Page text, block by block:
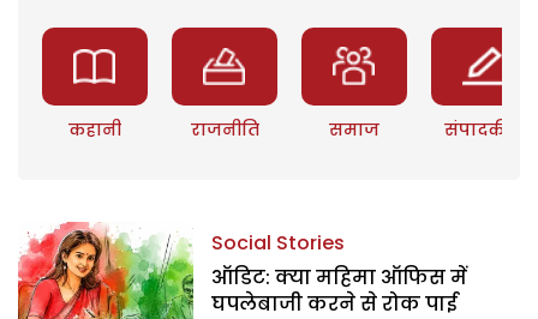
कहानी राजनीति समाज संपादकीय
Social Stories
ऑडिट: क्या महिमा ऑफिस में
घपलेबाजी करने से रोक पाई